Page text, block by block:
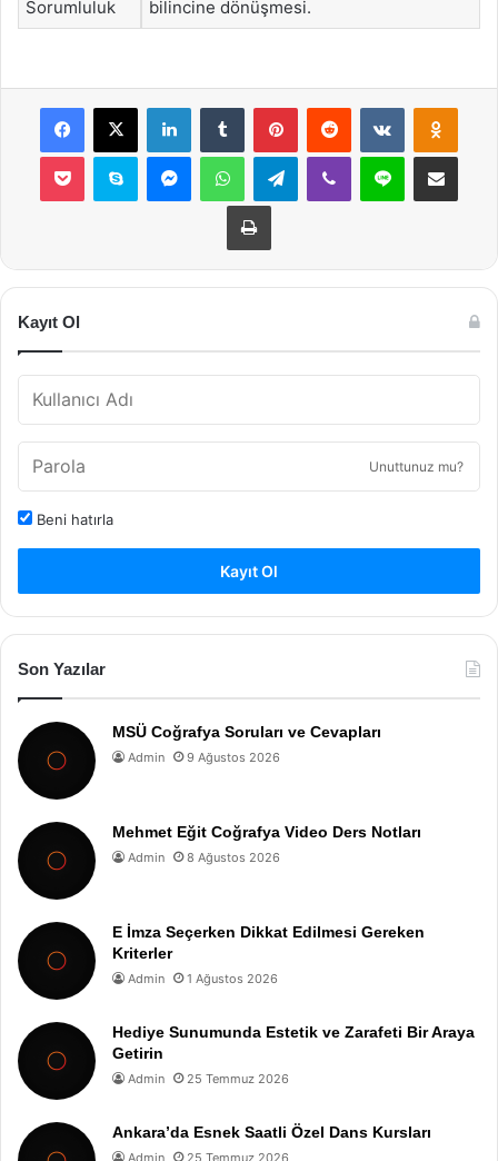
Sorumluluk
bilincine dönüşmesi.
Facebook
X LinkedInTumblr PinterestReddit VKontakte
Pocket Skype MessengerWhatsAppTelegramViber Line E-Posta ile
Yazdır
Kayıt Ol
Unuttunuz mu?
Beni hatırla
Kayıt Ol
Son Yazılar
MSÜ Coğrafya Soruları ve Cevapları
Admin 9 Ağustos 2026
Mehmet Eğit Coğrafya Video Ders Notları
Admin 8 Ağustos 2026
E İmza Seçerken Dikkat Edilmesi Gereken
Kriterler
Admin 1 Ağustos 2026
Hediye Sunumunda Estetik ve Zarafeti Bir Araya
Getirin
Admin 25 Temmuz 2026
Ankara’da Esnek Saatli Özel Dans Kursları
Admin 25 Temmuz 2026